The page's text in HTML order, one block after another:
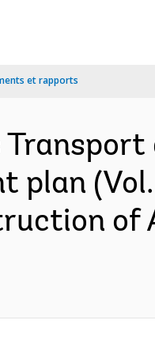
et rapports
plan
of